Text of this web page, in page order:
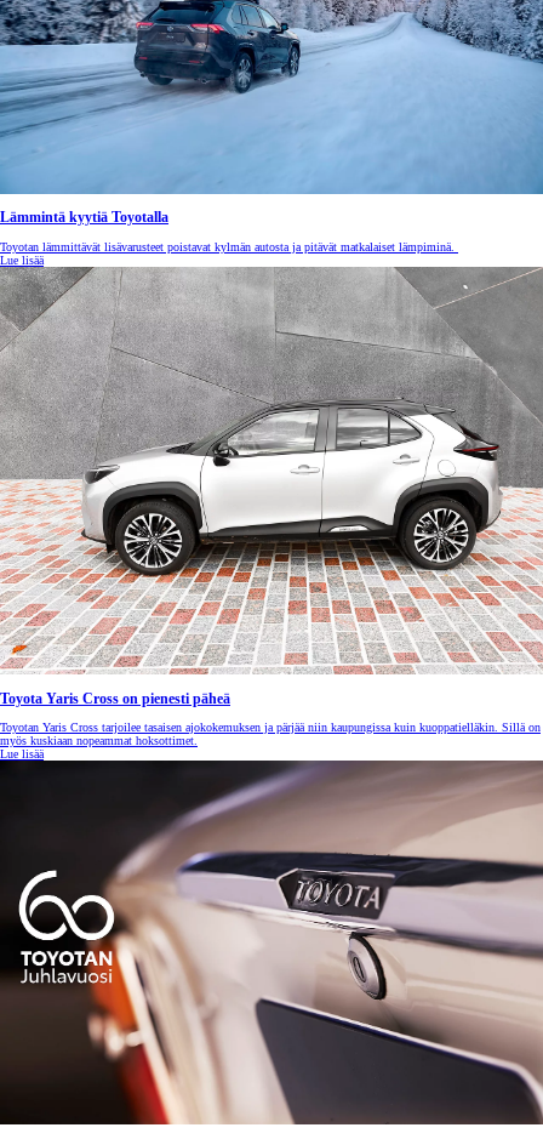
Lämmintä kyytiä Toyotalla
Toyotan lämmittävät lisävarusteet poistavat kylmän autosta ja pitävät matkalaiset lämpiminä.
Lue lisää
Toyota Yaris Cross on pienesti päheä
Toyotan Yaris Cross tarjoilee tasaisen ajokokemuksen ja pärjää niin kaupungissa kuin kuoppatielläkin. Sillä on
myös kuskiaan nopeammat hoksottimet.
Lue lisää